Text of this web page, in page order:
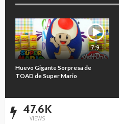
7:9
Huevo Gigante Sorpresa de
TOAD de Super Mario
47.6K
VIEWS